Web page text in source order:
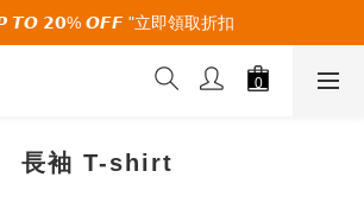
活動期間 滿2000限時免運🚚
𝙏𝙊 𝟮𝟬% 𝙊𝙁𝙁 "立即領取折扣
季活動期間 滿2000限時免運🚚
長袖 T-shirt